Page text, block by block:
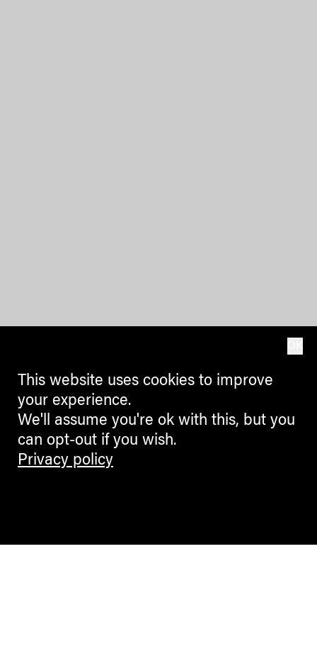
This website uses cookies to improve
your experience.
We'll assume you're ok with this, but you
can opt-out if you wish.
Privacy policy